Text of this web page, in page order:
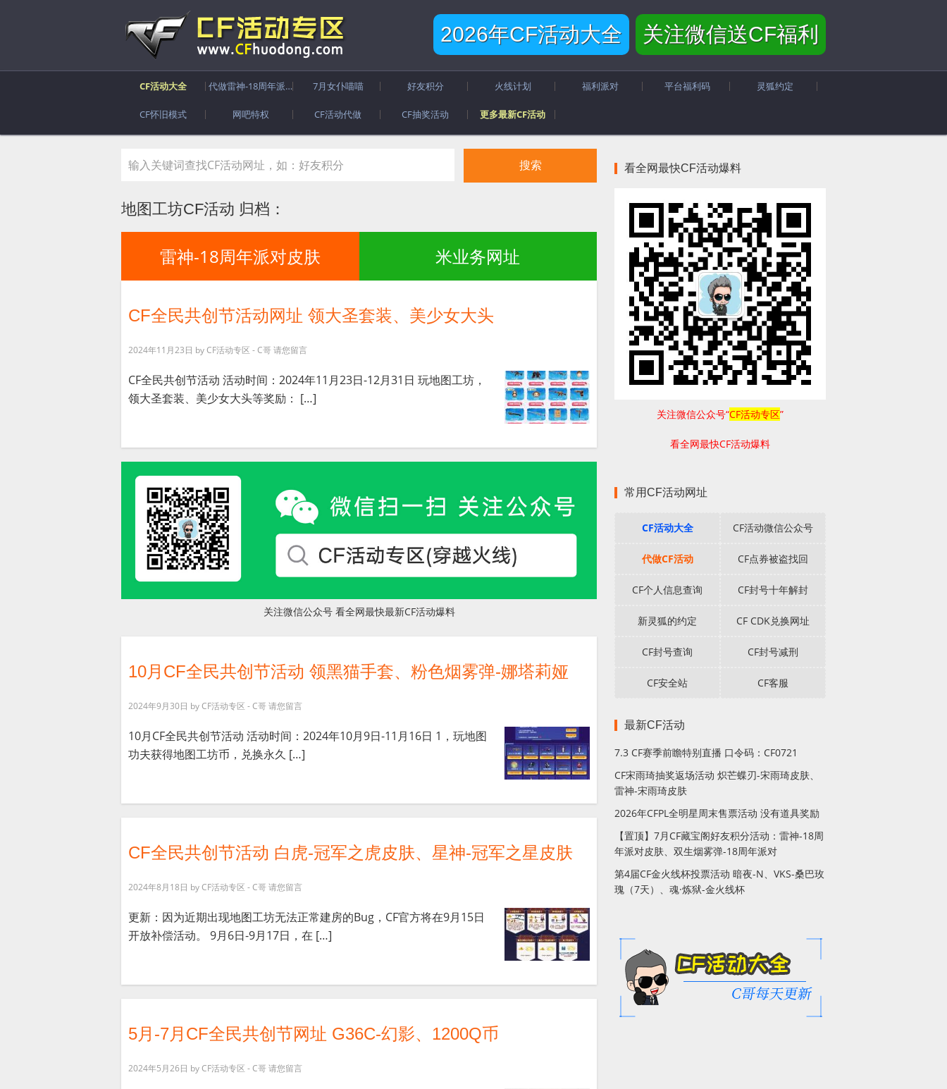
2026年CF活动大全 关注微信送CF福利
CF活动大全 代做雷神-18周年派对皮肤 7月女仆喵喵 好友积分 火线计划 福利派对 平台福利码 灵狐约定
CF怀旧模式 网吧特权 CF活动代做 CF抽奖活动 更多最新CF活动
地图工坊CF活动 归档：
雷神-18周年派对皮肤 米业务网址
CF全民共创节活动网址 领大圣套装、美少女大头
2024年11月23日 byCF活动专区 - C哥请您留言
CF全民共创节活动 活动时间：2024年11月23日-12月31日 玩地图工坊，
领大圣套装、美少女大头等奖励： […]
关注微信公众号 看全网最快最新CF活动爆料
10月CF全民共创节活动 领黑猫手套、粉色烟雾弹-娜塔莉娅
2024年9月30日 byCF活动专区 - C哥请您留言
10月CF全民共创节活动 活动时间：2024年10月9日-11月16日 1，玩地图
功夫获得地图工坊币，兑换永久 […]
CF全民共创节活动 白虎-冠军之虎皮肤、星神-冠军之星皮肤
2024年8月18日 byCF活动专区 - C哥请您留言
更新：因为近期出现地图工坊无法正常建房的Bug，CF官方将在9月15日
开放补偿活动。 9月6日-9月17日，在 […]
5月-7月CF全民共创节网址 G36C-幻影、1200Q币
2024年5月26日 byCF活动专区 - C哥请您留言
看全网最快CF活动爆料
关注微信公众号“CF活动专区”
看全网最快CF活动爆料
常用CF活动网址
CF活动大全 CF活动微信公众号
代做CF活动 CF点券被盗找回
CF个人信息查询 CF封号十年解封
新灵狐的约定 CF CDK兑换网址
CF封号查询 CF封号减刑
CF安全站 CF客服
最新CF活动
7.3 CF赛季前瞻特别直播 口令码：CF0721
CF宋雨琦抽奖返场活动 炽芒蝶刃-宋雨琦皮肤、
雷神-宋雨琦皮肤
2026年CFPL全明星周末售票活动 没有道具奖励
【置顶】7月CF藏宝阁好友积分活动：雷神-18周
年派对皮肤、双生烟雾弹-18周年派对
第4届CF金火线杯投票活动 暗夜-N、VKS-桑巴玫
瑰（7天）、魂·炼狱-金火线杯